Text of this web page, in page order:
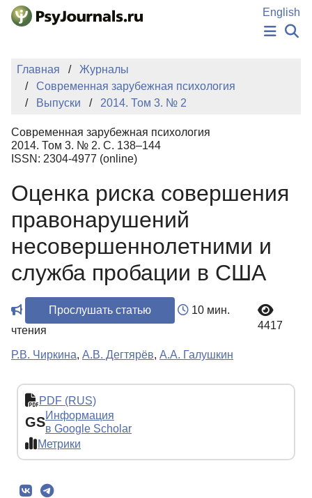
Перейти к основному содержанию
English
НОВОСТИ
ИЗДАНИЯ
АВТОРЫ
БАЗА ЗНАНИЙ
КЛЮЧЕВЫЕ СЛОВА
Регистрация
Главная
Журналы
Современная зарубежная психология
Выпуски
2014. Том 3. № 2
Современная зарубежная психология
2014. Том 3. № 2. С. 138–144
ISSN: 2304-4977 (online)
Оценка риска совершения
правонарушений
несовершеннолетними и
служба пробации в США
Прослушать статью
10 мин.
чтения
4417
Р.В. Чиркина, А.В. Дегтярёв, А.А. Галушкин
PDF (RUS)
GSИнформация
в Google Scholar
Метрики